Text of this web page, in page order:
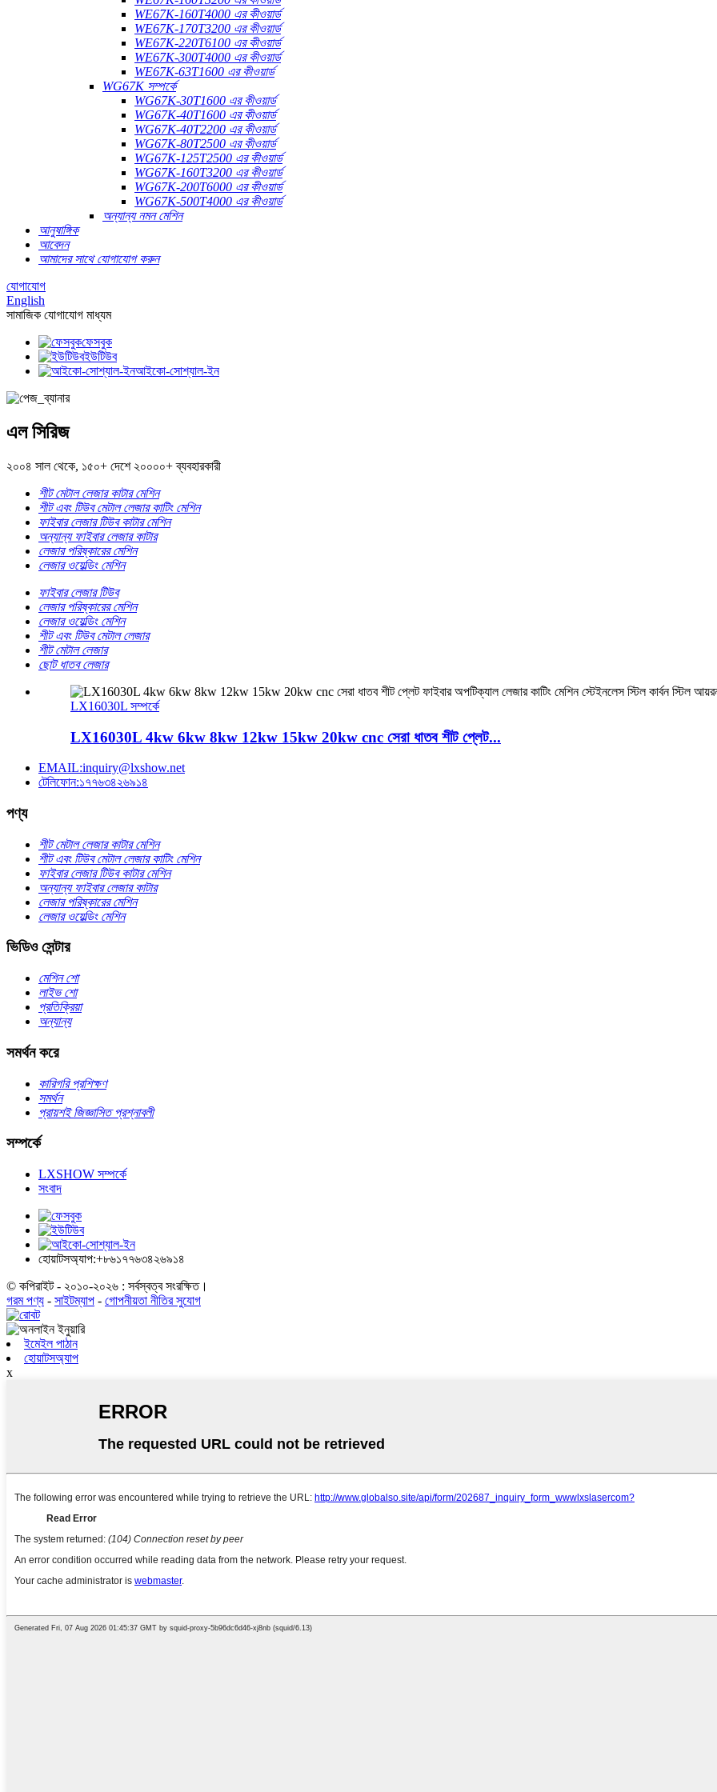
WE67K-160T4000 এর কীওয়ার্ড
WE67K-170T3200 এর কীওয়ার্ড
WE67K-220T6100 এর কীওয়ার্ড
WE67K-300T4000 এর কীওয়ার্ড
WE67K-63T1600 এর কীওয়ার্ড
WG67K সম্পর্কে
WG67K-30T1600 এর কীওয়ার্ড
WG67K-40T1600 এর কীওয়ার্ড
WG67K-40T2200 এর কীওয়ার্ড
WG67K-80T2500 এর কীওয়ার্ড
WG67K-125T2500 এর কীওয়ার্ড
WG67K-160T3200 এর কীওয়ার্ড
WG67K-200T6000 এর কীওয়ার্ড
WG67K-500T4000 এর কীওয়ার্ড
অন্যান্য নমন মেশিন
আনুষাঙ্গিক
আবেদন
আমাদের সাথে যোগাযোগ করুন
যোগাযোগ
English
সামাজিক যোগাযোগ মাধ্যম
ফেসবুক
ইউটিউব
আইকো-সোশ্যাল-ইন
এল সিরিজ
২০০৪ সাল থেকে, ১৫০+ দেশে ২০০০০+ ব্যবহারকারী
শীট মেটাল লেজার কাটার মেশিন
শীট এবং টিউব মেটাল লেজার কাটিং মেশিন
ফাইবার লেজার টিউব কাটার মেশিন
অন্যান্য ফাইবার লেজার কাটার
লেজার পরিষ্কারের মেশিন
লেজার ওয়েল্ডিং মেশিন
ফাইবার লেজার টিউব
লেজার পরিষ্কারের মেশিন
লেজার ওয়েল্ডিং মেশিন
শীট এবং টিউব মেটাল লেজার
শীট মেটাল লেজার
ছোট ধাতব লেজার
LX16030L সম্পর্কে
LX16030L 4kw 6kw 8kw 12kw 15kw 20kw cnc সেরা ধাতব শীট প্লেট...
EMAIL:inquiry@lxshow.net
টেলিফোন:১৭৭৬৩৪২৬৯১৪
পণ্য
শীট মেটাল লেজার কাটার মেশিন
শীট এবং টিউব মেটাল লেজার কাটিং মেশিন
ফাইবার লেজার টিউব কাটার মেশিন
অন্যান্য ফাইবার লেজার কাটার
লেজার পরিষ্কারের মেশিন
লেজার ওয়েল্ডিং মেশিন
ভিডিও সেন্টার
মেশিন শো
লাইভ শো
প্রতিক্রিয়া
অন্যান্য
সমর্থন করে
কারিগরি প্রশিক্ষণ
সমর্থন
প্রায়শই জিজ্ঞাসিত প্রশ্নাবলী
সম্পর্কে
LXSHOW সম্পর্কে
সংবাদ
হোয়াটসঅ্যাপ:+৮৬১৭৭৬৩৪২৬৯১৪
© কপিরাইট - ২০১০-২০২৬ : সর্বস্বত্ব সংরক্ষিত।
গরম পণ্য - সাইটম্যাপ - গোপনীয়তা নীতির সুযোগ
ইমেইল পাঠান
হোয়াটসঅ্যাপ
x